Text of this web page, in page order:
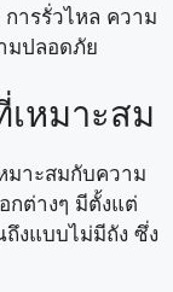
ารรั่วไหล ความ
มปลอดภัย
เหมาะสม
มาะสมกับความ
กต่างๆ มีตั้งแต่
งแบบไม่มีถัง ซึ่ง